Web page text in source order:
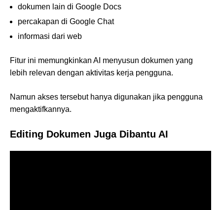
dokumen lain di Google Docs
percakapan di Google Chat
informasi dari web
Fitur ini memungkinkan AI menyusun dokumen yang
lebih relevan dengan aktivitas kerja pengguna.
Namun akses tersebut hanya digunakan jika pengguna
mengaktifkannya.
Editing Dokumen Juga Dibantu AI